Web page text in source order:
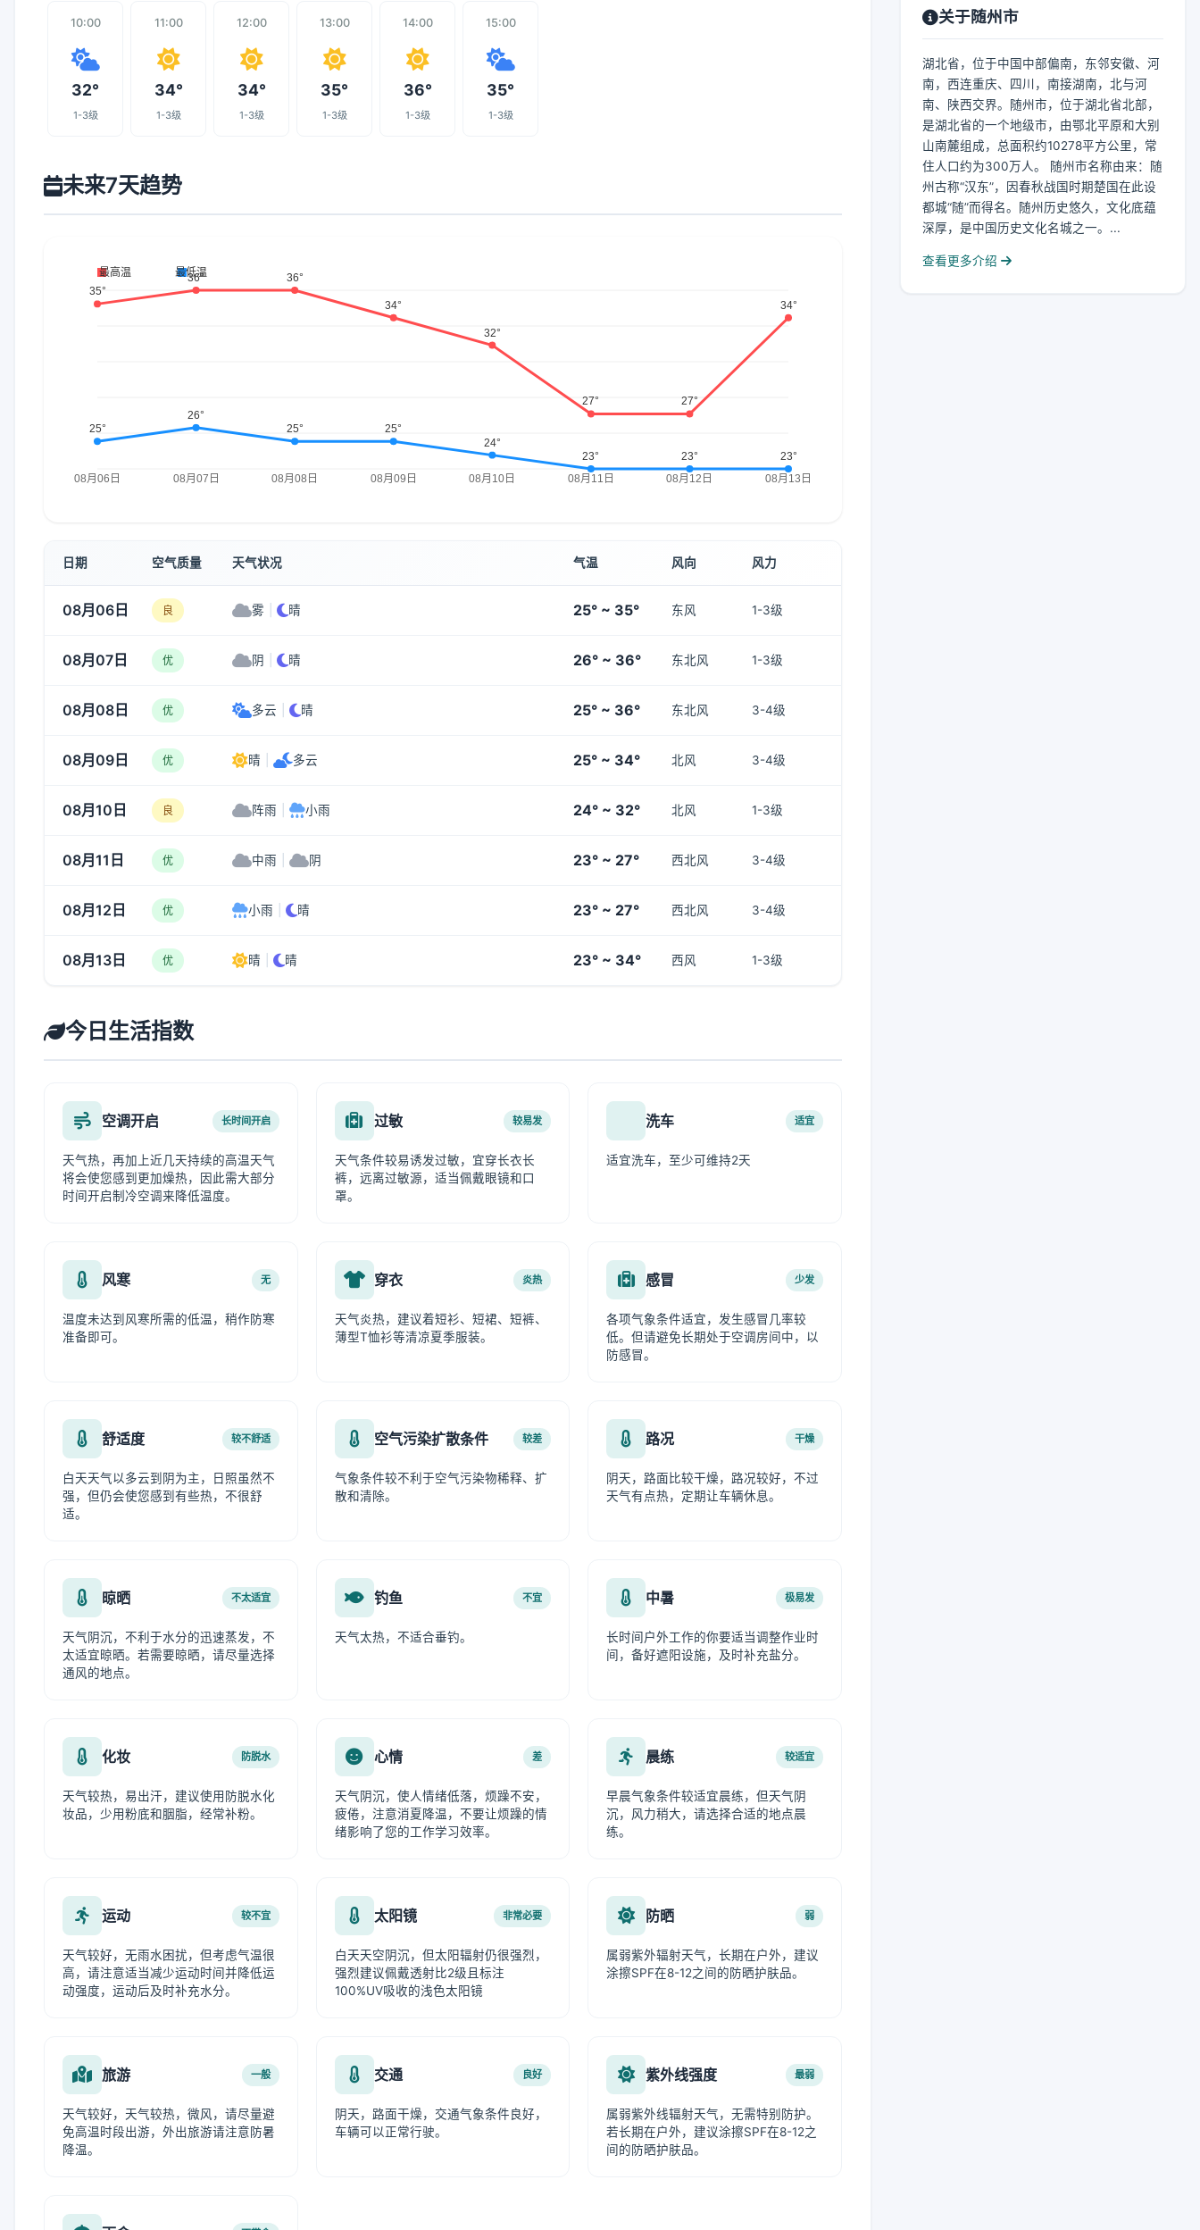
10:00
32°
1-3级
11:00
34°
1-3级
12:00
34°
1-3级
13:00
35°
1-3级
14:00
36°
1-3级
15:00
35°
1-3级
未来7天趋势
日期 空气质量 天气状况 气温 风向 风力
08月06日 良 雾 晴 25° ~ 35° 东风 1-3级
08月07日 优 阴 晴 26° ~ 36° 东北风 1-3级
08月08日 优 多云 晴 25° ~ 36° 东北风 3-4级
08月09日 优 晴 多云 25° ~ 34° 北风 3-4级
08月10日 良 阵雨 小雨 24° ~ 32° 北风 1-3级
08月11日 优 中雨 阴 23° ~ 27° 西北风 3-4级
08月12日 优 小雨 晴 23° ~ 27° 西北风 3-4级
08月13日 优 晴 晴 23° ~ 34° 西风 1-3级
今日生活指数
空调开启 长时间开启
天气热，再加上近几天持续的高温天气
将会使您感到更加燥热，因此需大部分
时间开启制冷空调来降低温度。
过敏 较易发
天气条件较易诱发过敏，宜穿长衣长
裤，远离过敏源，适当佩戴眼镜和口
罩。
洗车 适宜
适宜洗车，至少可维持2天
风寒 无
温度未达到风寒所需的低温，稍作防寒
准备即可。
穿衣 炎热
天气炎热，建议着短衫、短裙、短裤、
薄型T恤衫等清凉夏季服装。
感冒 少发
各项气象条件适宜，发生感冒几率较
低。但请避免长期处于空调房间中，以
防感冒。
舒适度 较不舒适
白天天气以多云到阴为主，日照虽然不
强，但仍会使您感到有些热，不很舒
适。
空气污染扩散条件 较差
气象条件较不利于空气污染物稀释、扩
散和清除。
路况 干燥
阴天，路面比较干燥，路况较好，不过
天气有点热，定期让车辆休息。
晾晒 不太适宜
天气阴沉，不利于水分的迅速蒸发，不
太适宜晾晒。若需要晾晒，请尽量选择
通风的地点。
钓鱼 不宜
天气太热，不适合垂钓。
中暑 极易发
长时间户外工作的你要适当调整作业时
间，备好遮阳设施，及时补充盐分。
化妆 防脱水
天气较热，易出汗，建议使用防脱水化
妆品，少用粉底和胭脂，经常补粉。
心情 差
天气阴沉，使人情绪低落，烦躁不安，
疲倦，注意消夏降温，不要让烦躁的情
绪影响了您的工作学习效率。
晨练 较适宜
早晨气象条件较适宜晨练，但天气阴
沉，风力稍大，请选择合适的地点晨
练。
运动 较不宜
天气较好，无雨水困扰，但考虑气温很
高，请注意适当减少运动时间并降低运
动强度，运动后及时补充水分。
太阳镜 非常必要
白天天空阴沉，但太阳辐射仍很强烈，
强烈建议佩戴透射比2级且标注
100%UV吸收的浅色太阳镜
防晒 弱
属弱紫外辐射天气，长期在户外，建议
涂擦SPF在8-12之间的防晒护肤品。
旅游 一般
天气较好，天气较热，微风，请尽量避
免高温时段出游，外出旅游请注意防暑
降温。
交通 良好
阴天，路面干燥，交通气象条件良好，
车辆可以正常行驶。
紫外线强度 最弱
属弱紫外线辐射天气，无需特别防护。
若长期在户外，建议涂擦SPF在8-12之
间的防晒护肤品。
关于随州市
湖北省，位于中国中部偏南，东邻安徽、河
南，西连重庆、四川，南接湖南，北与河
南、陕西交界。随州市，位于湖北省北部，
是湖北省的一个地级市，由鄂北平原和大别
山南麓组成，总面积约10278平方公里，常
住人口约为300万人。 随州市名称由来：随
州古称“汉东”，因春秋战国时期楚国在此设
都城“随”而得名。随州历史悠久，文化底蕴
深厚，是中国历史文化名城之一。...
查看更多介绍